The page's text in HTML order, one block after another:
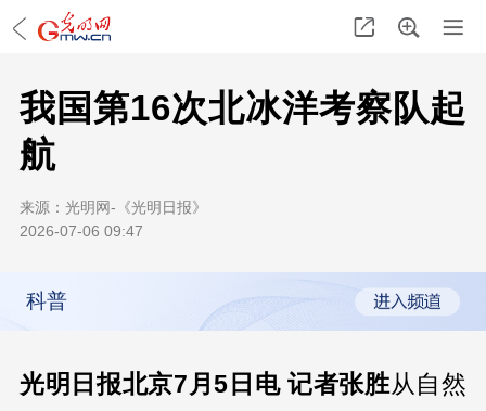
我国第16次北冰洋考察队起
航
来源： 光明网-《光明日报》
2026-07-06 09:47
科普
光明日报北京7月5日电 记者张胜从自然